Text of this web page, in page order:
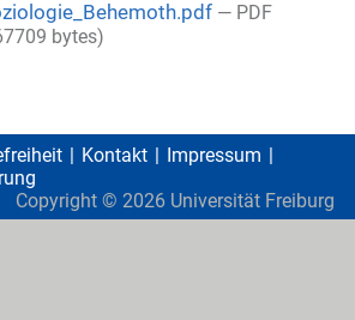
— PDF
bytes)
Kontakt
Impressum
Copyright © 2026 Universität Freiburg